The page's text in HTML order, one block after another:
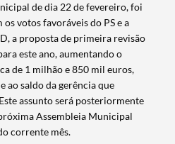
de dia 22 de fevereiro, foi
votos favoráveis do PS e a
a proposta de primeira revisão
este ano, aumentando o
de 1 milhão e 850 mil euros,
ao saldo da gerência que
assunto será posteriormente
Assembleia Municipal
corrente mês.